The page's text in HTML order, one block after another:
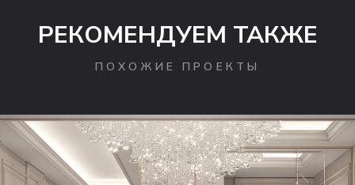
РЕКОМЕНДУЕМ ТАКЖЕ
ПОХОЖИЕ ПРОЕКТЫ